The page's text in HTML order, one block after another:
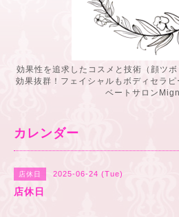
効果性を追求したコスメと技術（顔ツ
効果抜群！フェイシャルもボディセラ
ベートサロン
カレンダー
店休日 2025-06-24 (Tue)
店休日